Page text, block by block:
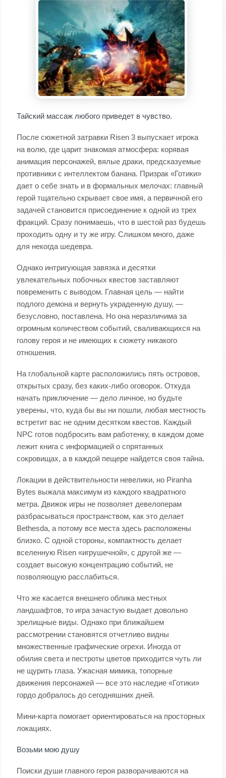
Тайский массаж любого приведет в чувство.
После сюжетной затравки Risen 3 выпускает игрока
на волю, где царит знакомая атмосфера: корявая
анимация персонажей, вялые драки, предсказуемые
противники с интеллектом банана. Призрак «Готики»
дает о себе знать и в формальных мелочах: главный
герой тщательно скрывает свое имя, а первичной его
задачей становится присоединение к одной из трех
фракций. Сразу понимаешь, что в шестой раз будешь
проходить одну и ту же игру. Слишком много, даже
для некогда шедевра.
Однако интригующая завязка и десятки
увлекательных побочных квестов заставляют
повременить с выводом. Главная цель — найти
подлого демона и вернуть украденную душу, —
безусловно, поставлена. Но она неразличима за
огромным количеством событий, сваливающихся на
голову героя и не имеющих к сюжету никакого
отношения.
На глобальной карте расположились пять островов,
открытых сразу, без каких-либо оговорок. Откуда
начать приключение — дело личное, но будьте
уверены, что, куда бы вы ни пошли, любая местность
встретит вас не одним десятком квестов. Каждый
NPC готов подбросить вам работенку, в каждом доме
лежит книга с информацией о спрятанных
сокровищах, а в каждой пещере найдется своя тайна.
Локации в действительности невелики, но Piranha
Bytes выжала максимум из каждого квадратного
метра. Движок игры не позволяет девелоперам
разбрасываться пространством, как это делает
Bethesda, а потому все места здесь расположены
близко. С одной стороны, компактность делает
вселенную Risen «игрушечной», с другой же —
создает высокую концентрацию событий, не
позволяющую расслабиться.
Что же касается внешнего облика местных
ландшафтов, то игра зачастую выдает довольно
зрелищные виды. Однако при ближайшем
рассмотрении становятся отчетливо видны
множественные графические огрехи. Иногда от
обилия света и пестроты цветов приходится чуть ли
не щурить глаза. Ужасная мимика, топорные
движения персонажей — все это наследие «Готики»
гордо добралось до сегодняшних дней.
Мини-карта помогает ориентироваться на просторных
локациях.
Возьми мою душу
Поиски души главного героя разворачиваются на